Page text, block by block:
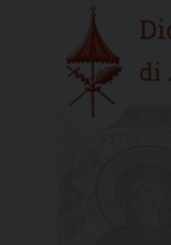
Home
new